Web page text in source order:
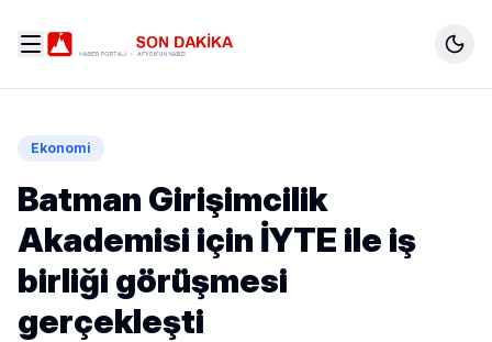
Ekonomi
Batman Girişimcilik
Akademisi için İYTE ile iş
birliği görüşmesi
gerçekleşti